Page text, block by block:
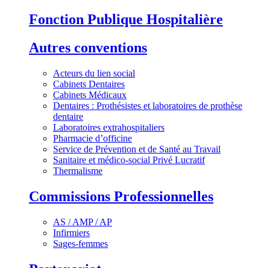
Fonction Publique Hospitalière
Autres conventions
Acteurs du lien social
Cabinets Dentaires
Cabinets Médicaux
Dentaires : Prothésistes et laboratoires de prothèse
dentaire
Laboratoires extrahospitaliers
Pharmacie d’officine
Service de Prévention et de Santé au Travail
Sanitaire et médico-social Privé Lucratif
Thermalisme
Commissions Professionnelles
AS / AMP / AP
Infirmiers
Sages-femmes